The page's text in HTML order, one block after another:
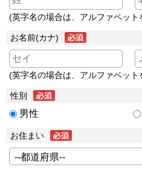
(英字名の場合は、アルファベット
お名前(カナ)
(英字名の場合は、アルファベット
性別
男性
お住まい